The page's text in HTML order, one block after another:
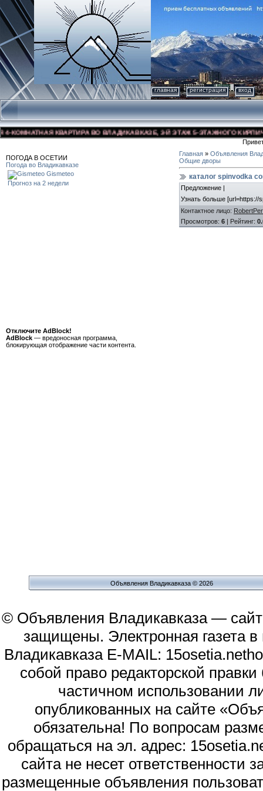
главная регистрация вход
КОМНАТНАЯ КВАРТИРА ВО ВЛАДИКАВКАЗЕ, 3-Й ЭТАЖ 5-ЭТАЖНОГО
ПОГОДА В ОСЕТИИ
Погода во Владикавказе
Gismeteo
Прогноз на 2 недели
Отключите AdBlock!
AdBlock — вредоносная программа,
блокирующая отображение части контента.
Главная » Объявления
Общие дворы
каталог spinvodka
Предложение |
Узнать больше [url=https://
Контактное лицо: RobertPer
Просмотров: 6 | Рейтинг:
Объявления Владикавказа © 2026
© Объявления Владикавказа —
защищены. Электронная газета
Владикавказа E-MAIL:
собой право редакторской
частичном использовании
опубликованных на сайте
обязательна! По вопросам
обращаться на эл. адрес:
сайта не несет
размещенные объявления